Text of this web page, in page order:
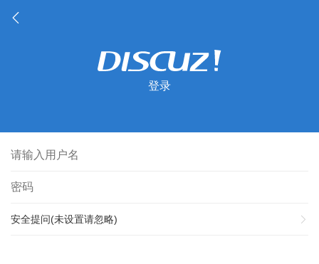
登录
安全提问(未设置请忽略)